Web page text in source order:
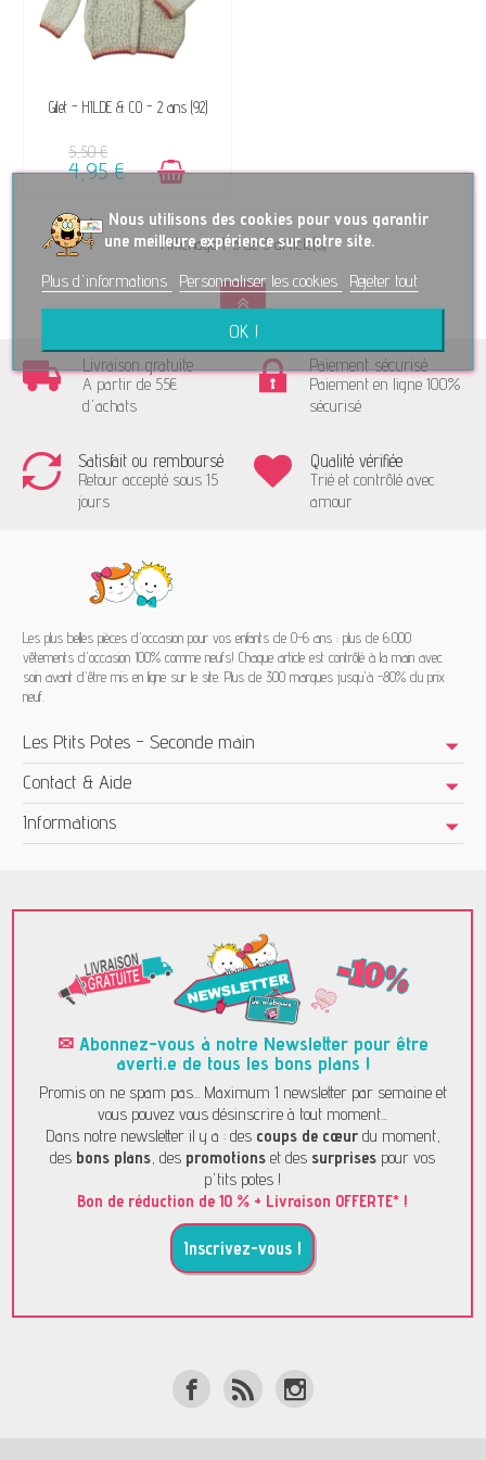
DISPONIBLE
Gilet - HILDE & CO - 2 ans (92)
5,50 €
4,95 €
Affichage 1-3 de 3 article(s)
Livraison gratuite
A partir de 55€
d'achats
Paiement sécurisé
Paiement en ligne 100%
sécurisé
Satisfait ou remboursé
Retour accepté sous 15
jours
Qualité vérifiée
Trié et contrôlé avec
amour
Les plus belles pièces d'occasion pour vos enfants de 0-6 ans : plus de 6.000
vêtements d'occasion 100% comme neufs! Chaque article est contrôlé à la main avec
soin avant d'être mis en ligne sur le site. Plus de 300 marques jusqu'à -80% du prix
neuf.
Les Ptits Potes - Seconde main
Contact & Aide
Informations
Nous utilisons des cookies pour vous garantir
une meilleure expérience sur notre site.
Plus d'informations
Personnaliser les cookies Rejeter tout
OK !
✉ Abonnez-vous à notre Newsletter pour être
averti.e de tous les bons plans !
Promis on ne spam pas... Maximum 1 newsletter par semaine et
vous pouvez vous désinscrire à tout moment...
Dans notre newsletter il y a : des coups de cœurdu moment,
des bons plans, des promotions et dessurprises pour vos
p'tits potes !
Bon de réduction de 10 % + Livraison OFFERTE* !
Inscrivez-vous !